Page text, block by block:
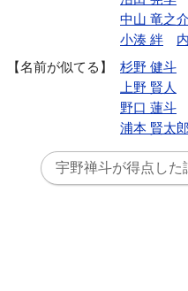
中山 竜之介
小湊 絆
名前が似てる
杉野 健斗
上野 賢人
野口 蓮斗
浦本 賢太郎
宇野禅斗が得点した